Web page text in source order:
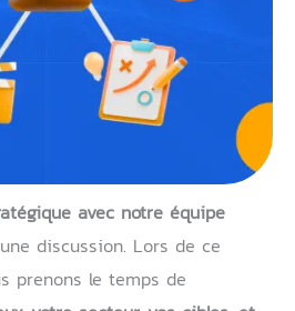
avec notre équipe
discussion. Lors de ce
prenons le temps de